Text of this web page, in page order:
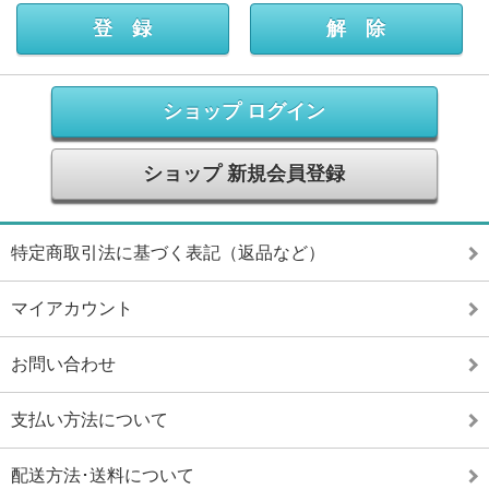
ショップ ログイン
ショップ 新規会員登録
特定商取引法に基づく表記（返品など）
マイアカウント
お問い合わせ
支払い方法について
配送方法･送料について